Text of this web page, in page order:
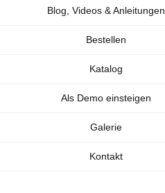
Blog, Videos & Anleitungen
Bestellen
Katalog
Als Demo einsteigen
Galerie
Kontakt